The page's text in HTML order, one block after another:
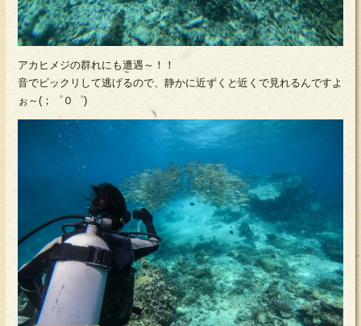
アカヒメジの群れにも遭遇～！！
音でビックリして逃げるので、静かに近ずくと近くで見れるんですよ
ぉ～(；゜０゜)